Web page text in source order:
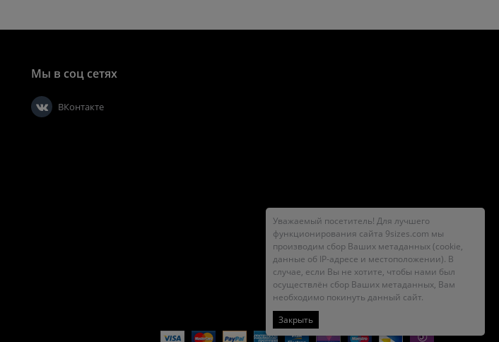
Мы в соц сетях
ВКонтакте
Уважаемый посетитель! Для лучшего
функционирования сайта 9sizes.com мы
производим сбор Ваших метаданных (cookie,
данные об IP-адресе и местоположении). В
случае, если Вы не хотите, чтобы нами был
осуществлён сбор Ваших метаданных, Вам
необходимо покинуть данный сайт.
Закрыть